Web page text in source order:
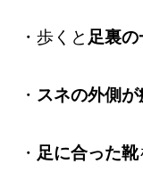
・歩くと 足裏
・ スネの外側が
・ 足に合った靴